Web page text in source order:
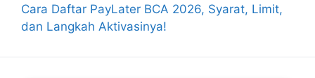
Cara Daftar PayLater BCA 2026, Syarat, Limit,
dan Langkah Aktivasinya!